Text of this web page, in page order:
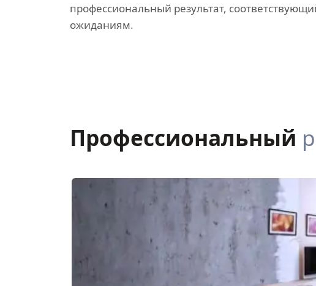
профессиональный результат,
ожиданиям.
Профессиональный